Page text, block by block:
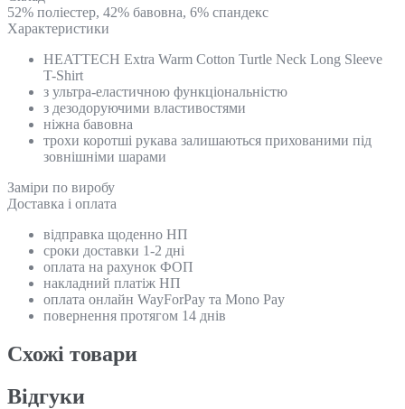
52% поліестер, 42% бавовна, 6% спандекс
Характеристики
HEATTECH Extra Warm Cotton Turtle Neck Long Sleeve
T-Shirt
з ультра-еластичною функціональністю
з дезодоруючими властивостями
ніжна бавовна
трохи коротші рукава залишаються прихованими під
зовнішніми шарами
Замiри по виробу
Доставка і оплата
відправка щоденно НП
сроки доставки 1-2 дні
оплата на рахунок ФОП
накладний платіж НП
оплата онлайн WayForPay та Mono Pay
повернення протягом 14 днів
Схожi товари
Відгуки